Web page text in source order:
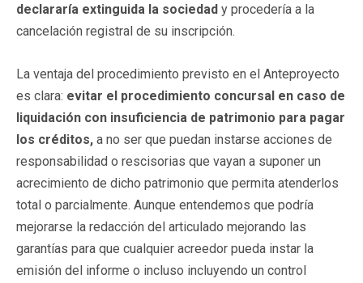
declararía extinguida la sociedad y procedería a la
cancelación registral de su inscripción.
La ventaja del procedimiento previsto en el Anteproyecto
es clara: evitar el procedimiento concursal en caso de
liquidación con insuficiencia de patrimonio para pagar
los créditos, a no ser que puedan instarse acciones de
responsabilidad o rescisorias que vayan a suponer un
acrecimiento de dicho patrimonio que permita atenderlos
total o parcialmente. Aunque entendemos que podría
mejorarse la redacción del articulado mejorando las
garantías para que cualquier acreedor pueda instar la
emisión del informe o incluso incluyendo un control